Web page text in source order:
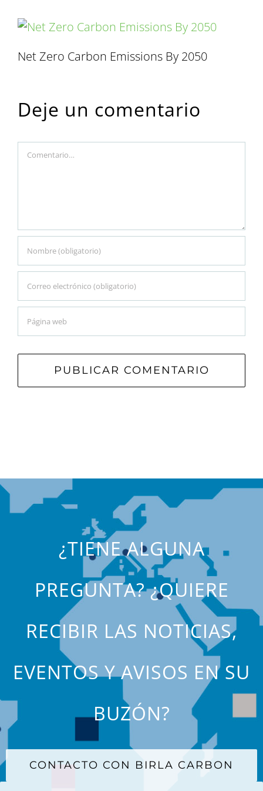
Net Zero Carbon Emissions By 2050
Deje un comentario
Comment
¿TIENE ALGUNA
PREGUNTA? ¿QUIERE
RECIBIR LAS NOTICIAS,
EVENTOS Y AVISOS EN SU
BUZÓN?
CONTACTO CON BIRLA CARBON